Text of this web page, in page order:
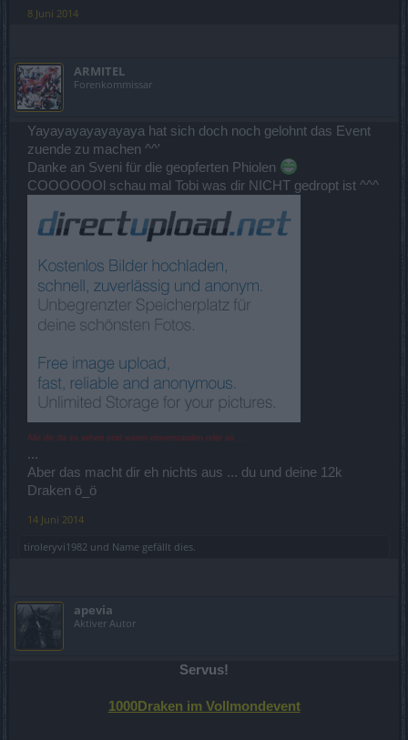
8 Juni 2014
ARMITEL
Forenkommissar
Yayayayayayayaya hat sich doch noch gelohnt das Event
zuende zu machen ^^'
Danke an Sveni für die geopferten Phiolen
COOOOOOl schau mal Tobi was dir NICHT gedropt ist ^^^
Alle die da zu sehen sind waren einverstanden oder so ...
...
Aber das macht dir eh nichts aus ... du und deine 12k
Draken ö_ö
14 Juni 2014
tiroleryvi1982 und Name gefällt dies.
apevia
Aktiver Autor
Servus!
1000Draken im Vollmondevent